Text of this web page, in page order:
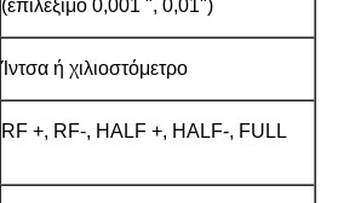
(επιλέξιμο 0,001 ", 0,01")
Ίντσα ή χιλιοστόμετρο
RF +, RF-, HALF +, HALF-, FULL